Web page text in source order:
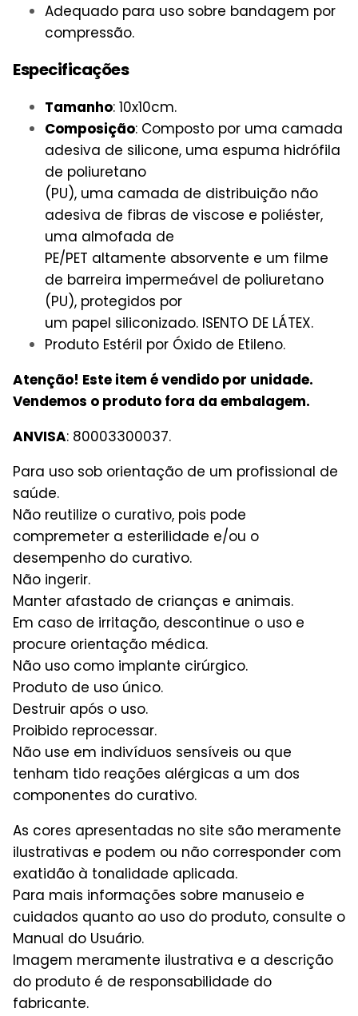
Adequado para uso sobre bandagem por
compressão.
Especificações
Tamanho: 10x10cm.
Composição: Composto por uma camada
adesiva de silicone, uma espuma hidrófila
de poliuretano
(PU), uma camada de distribuição não
adesiva de fibras de viscose e poliéster,
uma almofada de
PE/PET altamente absorvente e um filme
de barreira impermeável de poliuretano
(PU), protegidos por
um papel siliconizado. ISENTO DE LÁTEX.
Produto Estéril por Óxido de Etileno.
Atenção! Este item é vendido por unidade.
Vendemos o produto fora da embalagem.
ANVISA: 80003300037.
Para uso sob orientação de um profissional de
saúde.
Não reutilize o curativo, pois pode
compremeter a esterilidade e/ou o
desempenho do curativo.
Não ingerir.
Manter afastado de crianças e animais.
Em caso de irritação, descontinue o uso e
procure orientação médica.
Não uso como implante cirúrgico.
Produto de uso único.
Destruir após o uso.
Proibido reprocessar.
Não use em indivíduos sensíveis ou que
tenham tido reações alérgicas a um dos
componentes do curativo.
As cores apresentadas no site são meramente
ilustrativas e podem ou não corresponder com
exatidão à tonalidade aplicada.
Para mais informações sobre manuseio e
cuidados quanto ao uso do produto, consulte o
Manual do Usuário.
Imagem meramente ilustrativa e a descrição
do produto é de responsabilidade do
fabricante.